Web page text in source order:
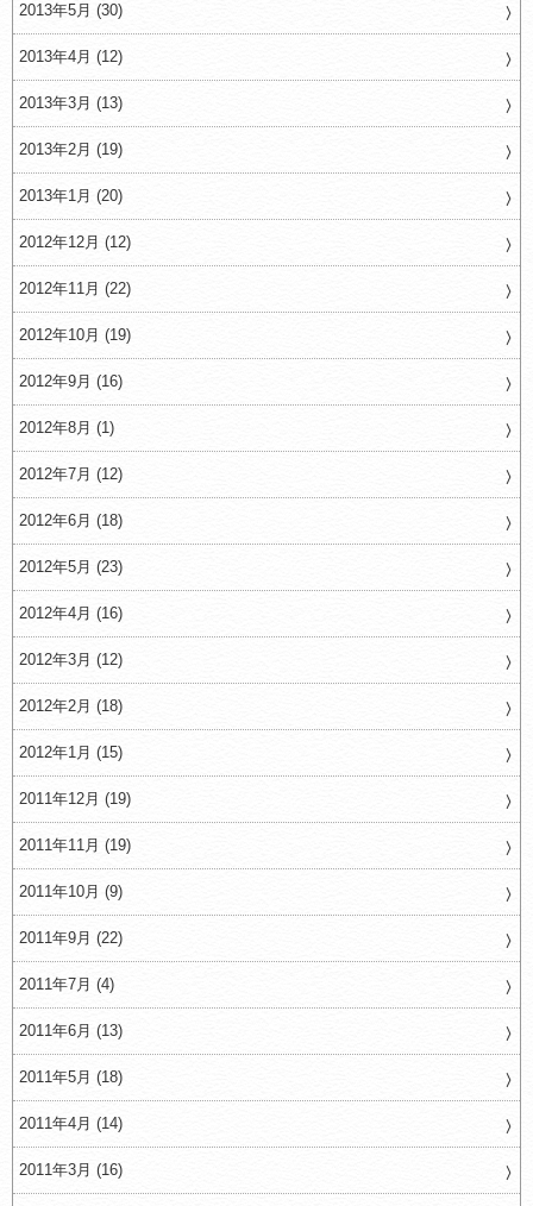
2013年5月 (30)
2013年4月 (12)
2013年3月 (13)
2013年2月 (19)
2013年1月 (20)
2012年12月 (12)
2012年11月 (22)
2012年10月 (19)
2012年9月 (16)
2012年8月 (1)
2012年7月 (12)
2012年6月 (18)
2012年5月 (23)
2012年4月 (16)
2012年3月 (12)
2012年2月 (18)
2012年1月 (15)
2011年12月 (19)
2011年11月 (19)
2011年10月 (9)
2011年9月 (22)
2011年7月 (4)
2011年6月 (13)
2011年5月 (18)
2011年4月 (14)
2011年3月 (16)